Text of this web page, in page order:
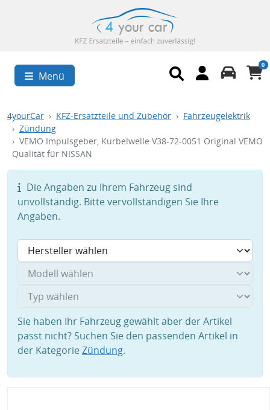
Menü
0
4yourCar KFZ-Ersatzteile und Zubehör
Fahrzeugelektrik
Zündung
VEMO Impulsgeber, Kurbelwelle V38-72-0051 Original VEMO
Qualität für NISSAN
Die Angaben zu Ihrem Fahrzeug sind
unvollständig. Bitte vervollständigen Sie Ihre
Angaben.
Sie haben Ihr Fahrzeug gewählt aber der Artikel
passt nicht? Suchen Sie den passenden Artikel in
der KategorieZündung.